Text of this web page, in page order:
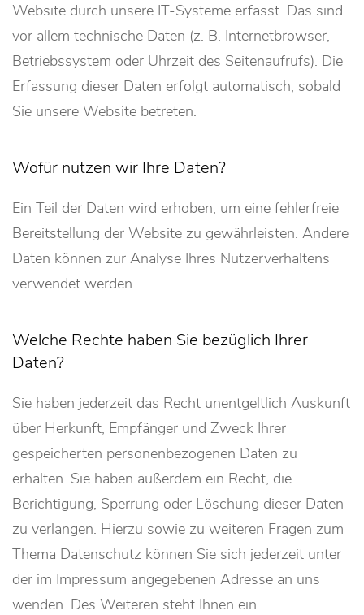
Website durch unsere IT-Systeme erfasst. Das sind
vor allem technische Daten (z. B. Internetbrowser,
Betriebssystem oder Uhrzeit des Seitenaufrufs). Die
Erfassung dieser Daten erfolgt automatisch, sobald
Sie unsere Website betreten.
Wofür nutzen wir Ihre Daten?
Ein Teil der Daten wird erhoben, um eine fehlerfreie
Bereitstellung der Website zu gewährleisten. Andere
Daten können zur Analyse Ihres Nutzerverhaltens
verwendet werden.
Welche Rechte haben Sie bezüglich Ihrer
Daten?
Sie haben jederzeit das Recht unentgeltlich Auskunft
über Herkunft, Empfänger und Zweck Ihrer
gespeicherten personenbezogenen Daten zu
erhalten. Sie haben außerdem ein Recht, die
Berichtigung, Sperrung oder Löschung dieser Daten
zu verlangen. Hierzu sowie zu weiteren Fragen zum
Thema Datenschutz können Sie sich jederzeit unter
der im Impressum angegebenen Adresse an uns
wenden. Des Weiteren steht Ihnen ein